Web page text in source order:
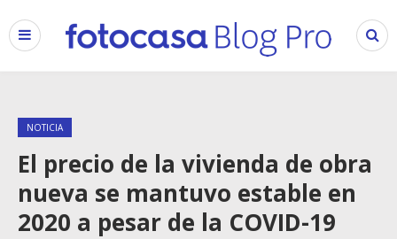
NOTICIA
El precio de la vivienda de obra
nueva se mantuvo estable en
2020 a pesar de la COVID-19